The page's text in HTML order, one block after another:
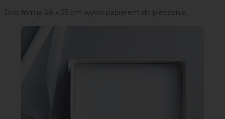
Dno formy 38 x 25 cm wyłóż papierem do pieczenia.